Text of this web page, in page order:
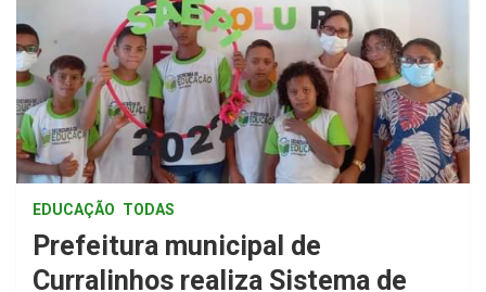
EDUCAÇÃO TODAS
Prefeitura municipal de
Curralinhos realiza Sistema de